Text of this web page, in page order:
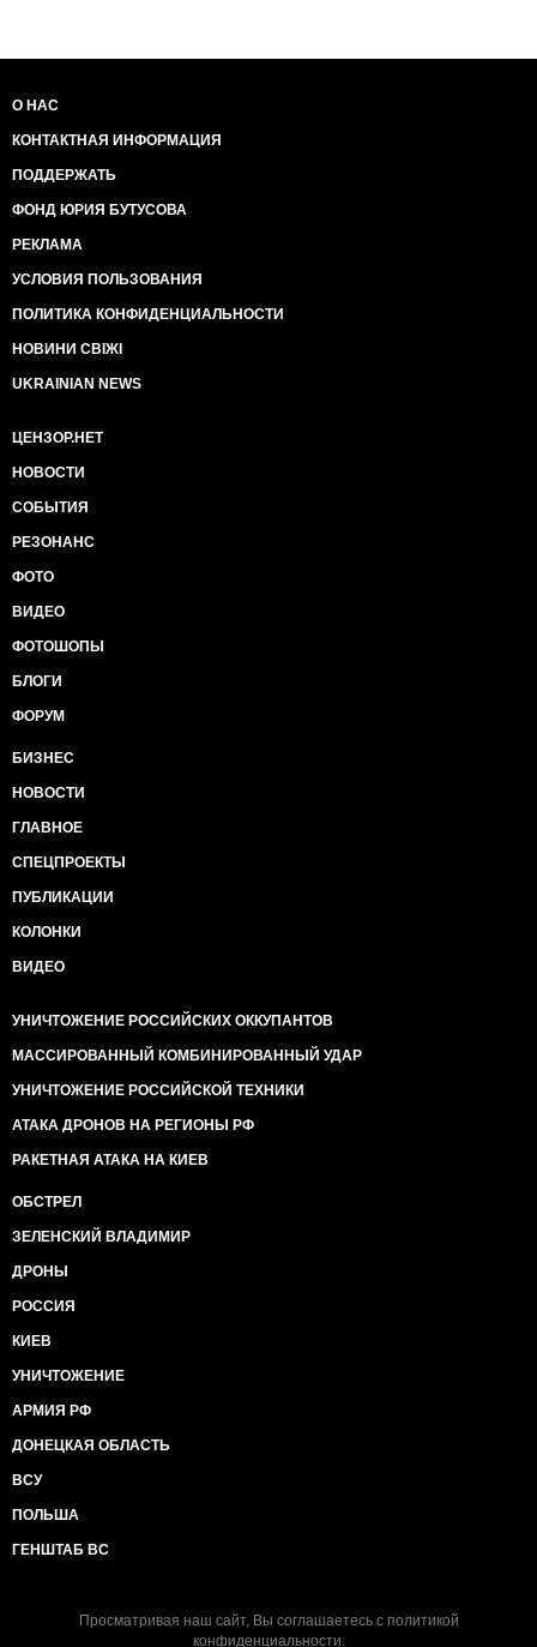
О НАС
КОНТАКТНАЯ ИНФОРМАЦИЯ
ПОДДЕРЖАТЬ
ФОНД ЮРИЯ БУТУСОВА
РЕКЛАМА
УСЛОВИЯ ПОЛЬЗОВАНИЯ
ПОЛИТИКА КОНФИДЕНЦИАЛЬНОСТИ
НОВИНИ СВІЖІ
UKRAINIAN NEWS
ЦЕНЗОР.НЕТ
НОВОСТИ
СОБЫТИЯ
РЕЗОНАНС
ФОТО
ВИДЕО
ФОТОШОПЫ
БЛОГИ
ФОРУМ
БИЗНЕС
НОВОСТИ
ГЛАВНОЕ
СПЕЦПРОЕКТЫ
ПУБЛИКАЦИИ
КОЛОНКИ
ВИДЕО
УНИЧТОЖЕНИЕ РОССИЙСКИХ ОККУПАНТОВ
МАССИРОВАННЫЙ КОМБИНИРОВАННЫЙ УДАР
УНИЧТОЖЕНИЕ РОССИЙСКОЙ ТЕХНИКИ
АТАКА ДРОНОВ НА РЕГИОНЫ РФ
РАКЕТНАЯ АТАКА НА КИЕВ
ОБСТРЕЛ
ЗЕЛЕНСКИЙ ВЛАДИМИР
ДРОНЫ
РОССИЯ
КИЕВ
УНИЧТОЖЕНИЕ
АРМИЯ РФ
ДОНЕЦКАЯ ОБЛАСТЬ
ВСУ
ПОЛЬША
ГЕНШТАБ ВС
Просматривая наш сайт, Вы соглашаетесь с политикой
конфиденциальности.